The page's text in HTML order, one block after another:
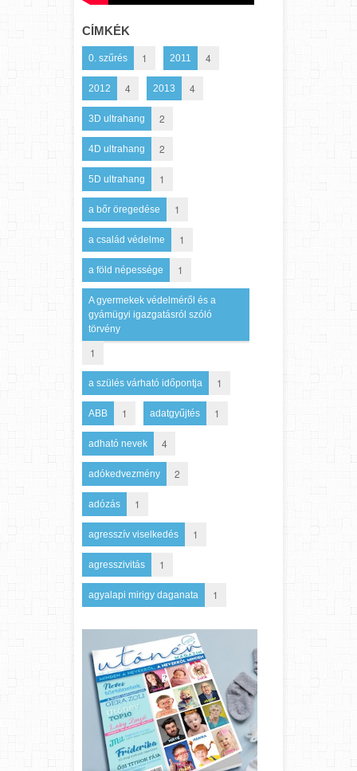
CÍMKÉK
0. szűrés 1 2011 4
2012 4 2013 4
3D ultrahang 2
4D ultrahang 2
5D ultrahang 1
a bőr öregedése 1
a család védelme 1
a föld népessége 1
A gyermekek védelméről és a
gyámügyi igazgatásról szóló
törvény
1
a szülés várható időpontja 1
ABB 1 adatgyűjtés 1
adható nevek 4
adókedvezmény 2
adózás 1
agresszív viselkedés 1
agresszivitás 1
agyalapi mirigy daganata 1